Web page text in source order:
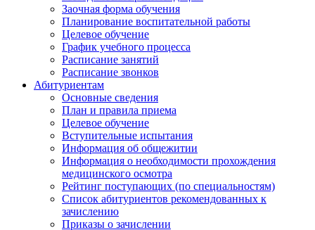
Заочная форма обучения
Планирование воспитательной работы
Целевое обучение
График учебного процесса
Расписание занятий
Расписание звонков
Абитуриентам
Основные сведения
План и правила приема
Целевое обучение
Вступительные испытания
Информация об общежитии
Информация о необходимости прохождения
медицинского осмотра
Рейтинг поступающих (по специальностям)
Список абитуриентов рекомендованных к
зачислению
Приказы о зачислении